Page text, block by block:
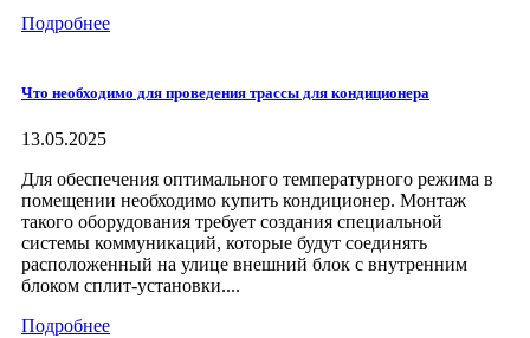
Подробнее
Что необходимо для проведения трассы для кондиционера
13.05.2025
Для обеспечения оптимального температурного режима в
помещении необходимо купить кондиционер. Монтаж
такого оборудования требует создания специальной
системы коммуникаций, которые будут соединять
расположенный на улице внешний блок с внутренним
блоком сплит-установки....
Подробнее